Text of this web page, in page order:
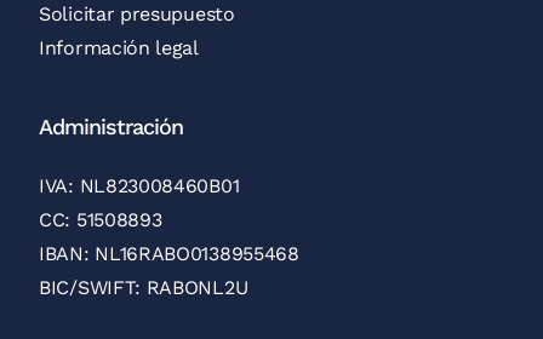
Solicitar presupuesto
Información legal
Administración
IVA: NL823008460B01
CC: 51508893
IBAN: NL16RABO0138955468
BIC/SWIFT: RABONL2U